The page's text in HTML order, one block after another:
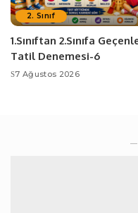
2. Sınıf
1.Sınıftan 2.Sınıfa
Tatil Denemesi-6
7 Ağustos 2026